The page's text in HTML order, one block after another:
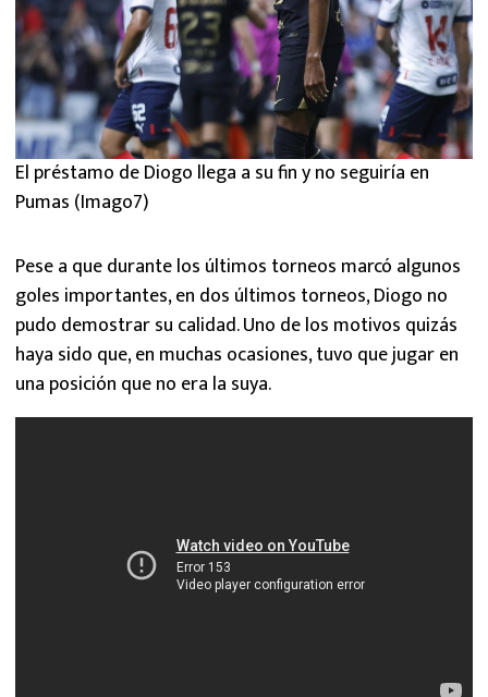
El préstamo de Diogo llega a su fin y no seguiría en
Pumas (Imago7)
Pese a que durante los últimos torneos marcó algunos
goles importantes, en dos últimos torneos, Diogo no
pudo demostrar su calidad. Uno de los motivos quizás
haya sido que, en muchas ocasiones, tuvo que jugar en
una posición que no era la suya.